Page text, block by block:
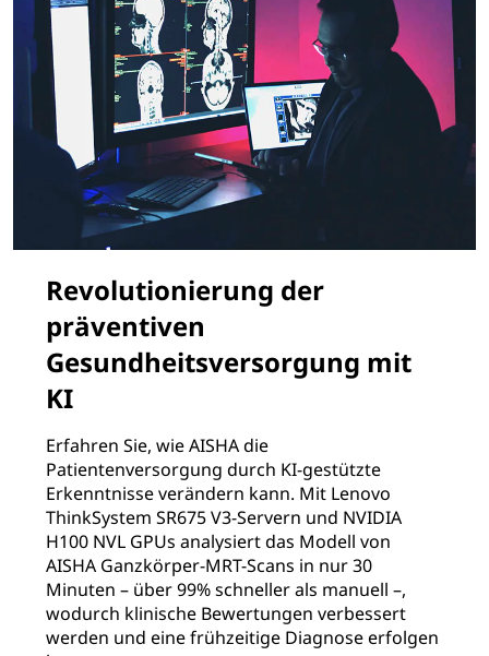
Revolutionierung der
präventiven
Gesundheitsversorgung mit
KI
Erfahren Sie, wie AISHA die
Patientenversorgung durch KI-gestützte
Erkenntnisse verändern kann. Mit Lenovo
ThinkSystem SR675 V3-Servern und NVIDIA
H100 NVL GPUs analysiert das Modell von
AISHA Ganzkörper-MRT-Scans in nur 30
Minuten – über 99% schneller als manuell –,
wodurch klinische Bewertungen verbessert
werden und eine frühzeitige Diagnose erfolgen